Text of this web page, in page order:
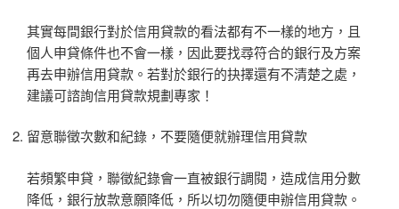
其實每間銀行對於信用貸款的看法都有不一樣的地方，且
個人申貸條件也不會一樣，因此要找尋符合的銀行及方案
再去申辦信用貸款。若對於銀行的抉擇還有不清楚之處，
建議可諮詢信用貸款規劃專家！
留意聯徵次數和紀錄，不要隨便就辦理信用貸款
若頻繁申貸，聯徵紀錄會一直被銀行調閱，造成信用分數
降低，銀行放款意願降低，所以切勿隨便申辦信用貸款。